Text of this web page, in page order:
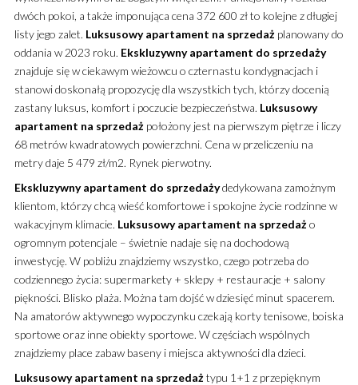
dwóch pokoi, a także imponująca cena 372 600 zł to kolejne z długiej
listy jego zalet. Luksusowy apartament na sprzedażplanowany do
oddania w 2023 roku. Ekskluzywny apartament do sprzedaży
znajduje się w ciekawym wieżowcu o czternastu kondygnacjach i
stanowi doskonałą propozycję dla wszystkich tych, którzy docenią
zastany luksus, komfort i poczucie bezpieczeństwa. Luksusowy
apartament na sprzedażpołożony jest na pierwszym piętrze i liczy
68 metrów kwadratowych powierzchni. Cena w przeliczeniu na
metry daje 5 479 zł/m2. Rynek pierwotny.
Ekskluzywny apartament do sprzedażydedykowana zamożnym
klientom, którzy chcą wieść komfortowe i spokojne życie rodzinne w
wakacyjnym klimacie. Luksusowy apartament na sprzedażo
ogromnym potencjale – świetnie nadaje się na dochodową
inwestycję. W pobliżu znajdziemy wszystko, czego potrzeba do
codziennego życia: supermarkety + sklepy + restauracje + salony
piękności. Blisko plaża. Można tam dojść w dziesięć minut spacerem.
Na amatorów aktywnego wypoczynku czekają korty tenisowe, boiska
sportowe oraz inne obiekty sportowe. W częściach wspólnych
znajdziemy place zabaw baseny i miejsca aktywności dla dzieci.
Luksusowy apartament na sprzedażtypu 1+1 z przepięknym